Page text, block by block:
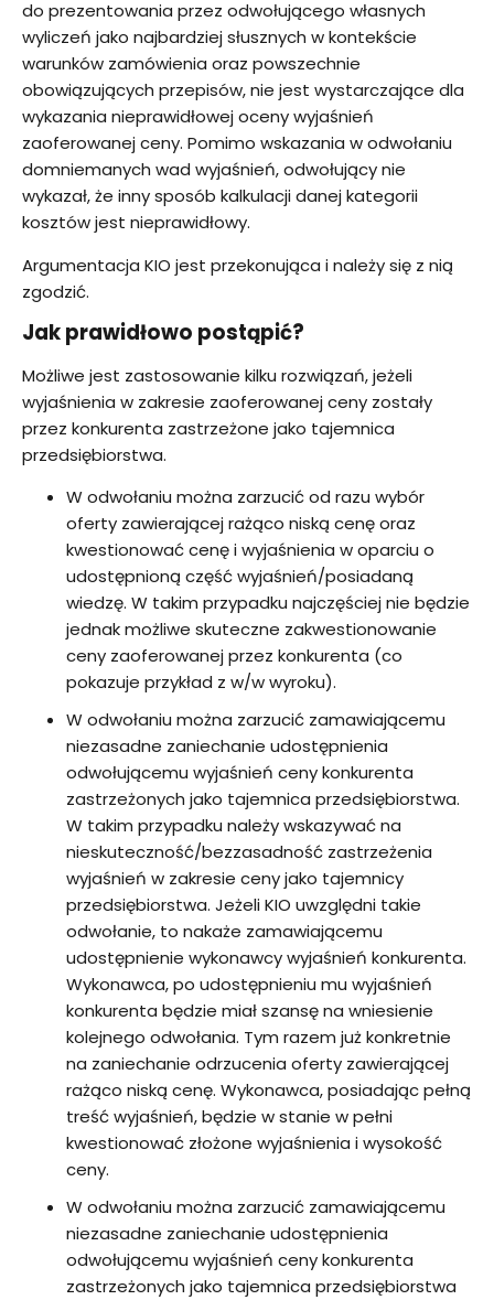
do prezentowania przez odwołującego własnych
wyliczeń jako najbardziej słusznych w kontekście
warunków zamówienia oraz powszechnie
obowiązujących przepisów, nie jest wystarczające dla
wykazania nieprawidłowej oceny wyjaśnień
zaoferowanej ceny. Pomimo wskazania w odwołaniu
domniemanych wad wyjaśnień, odwołujący nie
wykazał, że inny sposób kalkulacji danej kategorii
kosztów jest nieprawidłowy.
Argumentacja KIO jest przekonująca i należy się z nią
zgodzić.
Jak prawidłowo postąpić?
Możliwe jest zastosowanie kilku rozwiązań, jeżeli
wyjaśnienia w zakresie zaoferowanej ceny zostały
przez konkurenta zastrzeżone jako tajemnica
przedsiębiorstwa.
W odwołaniu można zarzucić od razu wybór
oferty zawierającej rażąco niską cenę oraz
kwestionować cenę i wyjaśnienia w oparciu o
udostępnioną część wyjaśnień/posiadaną
wiedzę. W takim przypadku najczęściej nie będzie
jednak możliwe skuteczne zakwestionowanie
ceny zaoferowanej przez konkurenta (co
pokazuje przykład z w/w wyroku).
W odwołaniu można zarzucić zamawiającemu
niezasadne zaniechanie udostępnienia
odwołującemu wyjaśnień ceny konkurenta
zastrzeżonych jako tajemnica przedsiębiorstwa.
W takim przypadku należy wskazywać na
nieskuteczność/bezzasadność zastrzeżenia
wyjaśnień w zakresie ceny jako tajemnicy
przedsiębiorstwa. Jeżeli KIO uwzględni takie
odwołanie, to nakaże zamawiającemu
udostępnienie wykonawcy wyjaśnień konkurenta.
Wykonawca, po udostępnieniu mu wyjaśnień
konkurenta będzie miał szansę na wniesienie
kolejnego odwołania. Tym razem już konkretnie
na zaniechanie odrzucenia oferty zawierającej
rażąco niską cenę. Wykonawca, posiadając pełną
treść wyjaśnień, będzie w stanie w pełni
kwestionować złożone wyjaśnienia i wysokość
ceny.
W odwołaniu można zarzucić zamawiającemu
niezasadne zaniechanie udostępnienia
odwołującemu wyjaśnień ceny konkurenta
zastrzeżonych jako tajemnica przedsiębiorstwa